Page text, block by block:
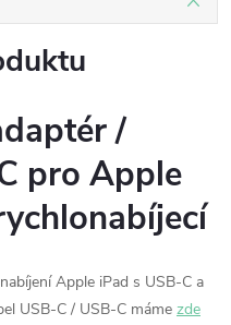
/
pro Apple
Apple iPad s USB-C a
USB-C / USB-C máme zde